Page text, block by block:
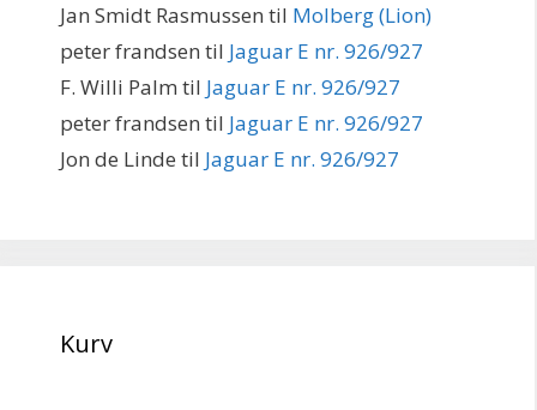
Jan Smidt Rasmussen til Molberg (Lion)
peter frandsen til Jaguar E nr. 926/927
F. Willi Palm til Jaguar E nr. 926/927
peter frandsen til Jaguar E nr. 926/927
Jon de Linde til Jaguar E nr. 926/927
Kurv